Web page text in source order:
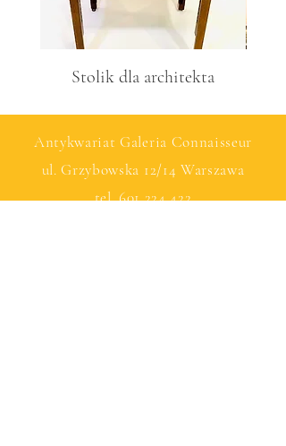
Stolik dla architekta
Antykwariat Galeria Connaisseur
ul. Grzybowska 12/14 Warszawa
tel.601 224 422